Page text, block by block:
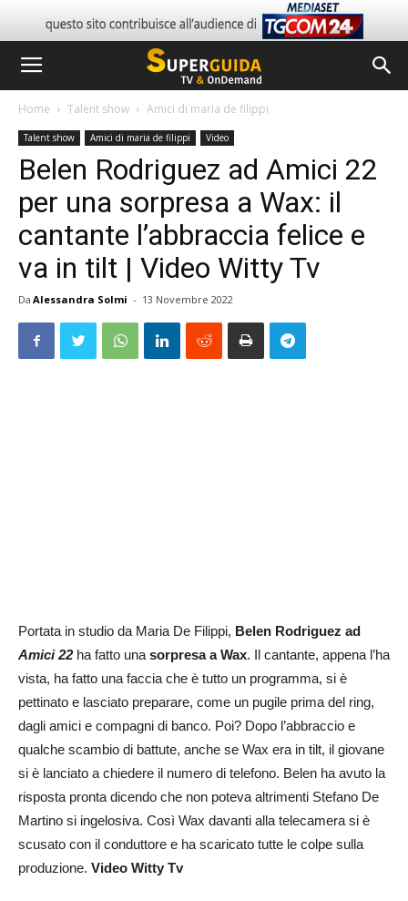
Home Talent show Amici di maria de filippi
Talent show Amici di maria de filippi Video
Belen Rodriguez ad Amici 22
per una sorpresa a Wax: il
cantante l’abbraccia felice e
va in tilt | Video Witty Tv
Da Alessandra Solmi - 13 Novembre 2022
Portata in studio da Maria De Filippi, Belen Rodriguez ad
Amici 22ha fatto unasorpresa a Wax. Il cantante, appena l’ha
vista, ha fatto una faccia che è tutto un programma, si è
pettinato e lasciato preparare, come un pugile prima del ring,
dagli amici e compagni di banco. Poi? Dopo l’abbraccio e
qualche scambio di battute, anche se Wax era in tilt, il giovane
si è lanciato a chiedere il numero di telefono. Belen ha avuto la
risposta pronta dicendo che non poteva altrimenti Stefano De
Martino si ingelosiva. Così Wax davanti alla telecamera si è
scusato con il conduttore e ha scaricato tutte le colpe sulla
produzione. Video Witty Tv